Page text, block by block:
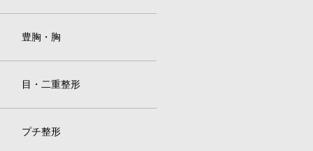
豊胸・胸
目・二重整形
プチ整形